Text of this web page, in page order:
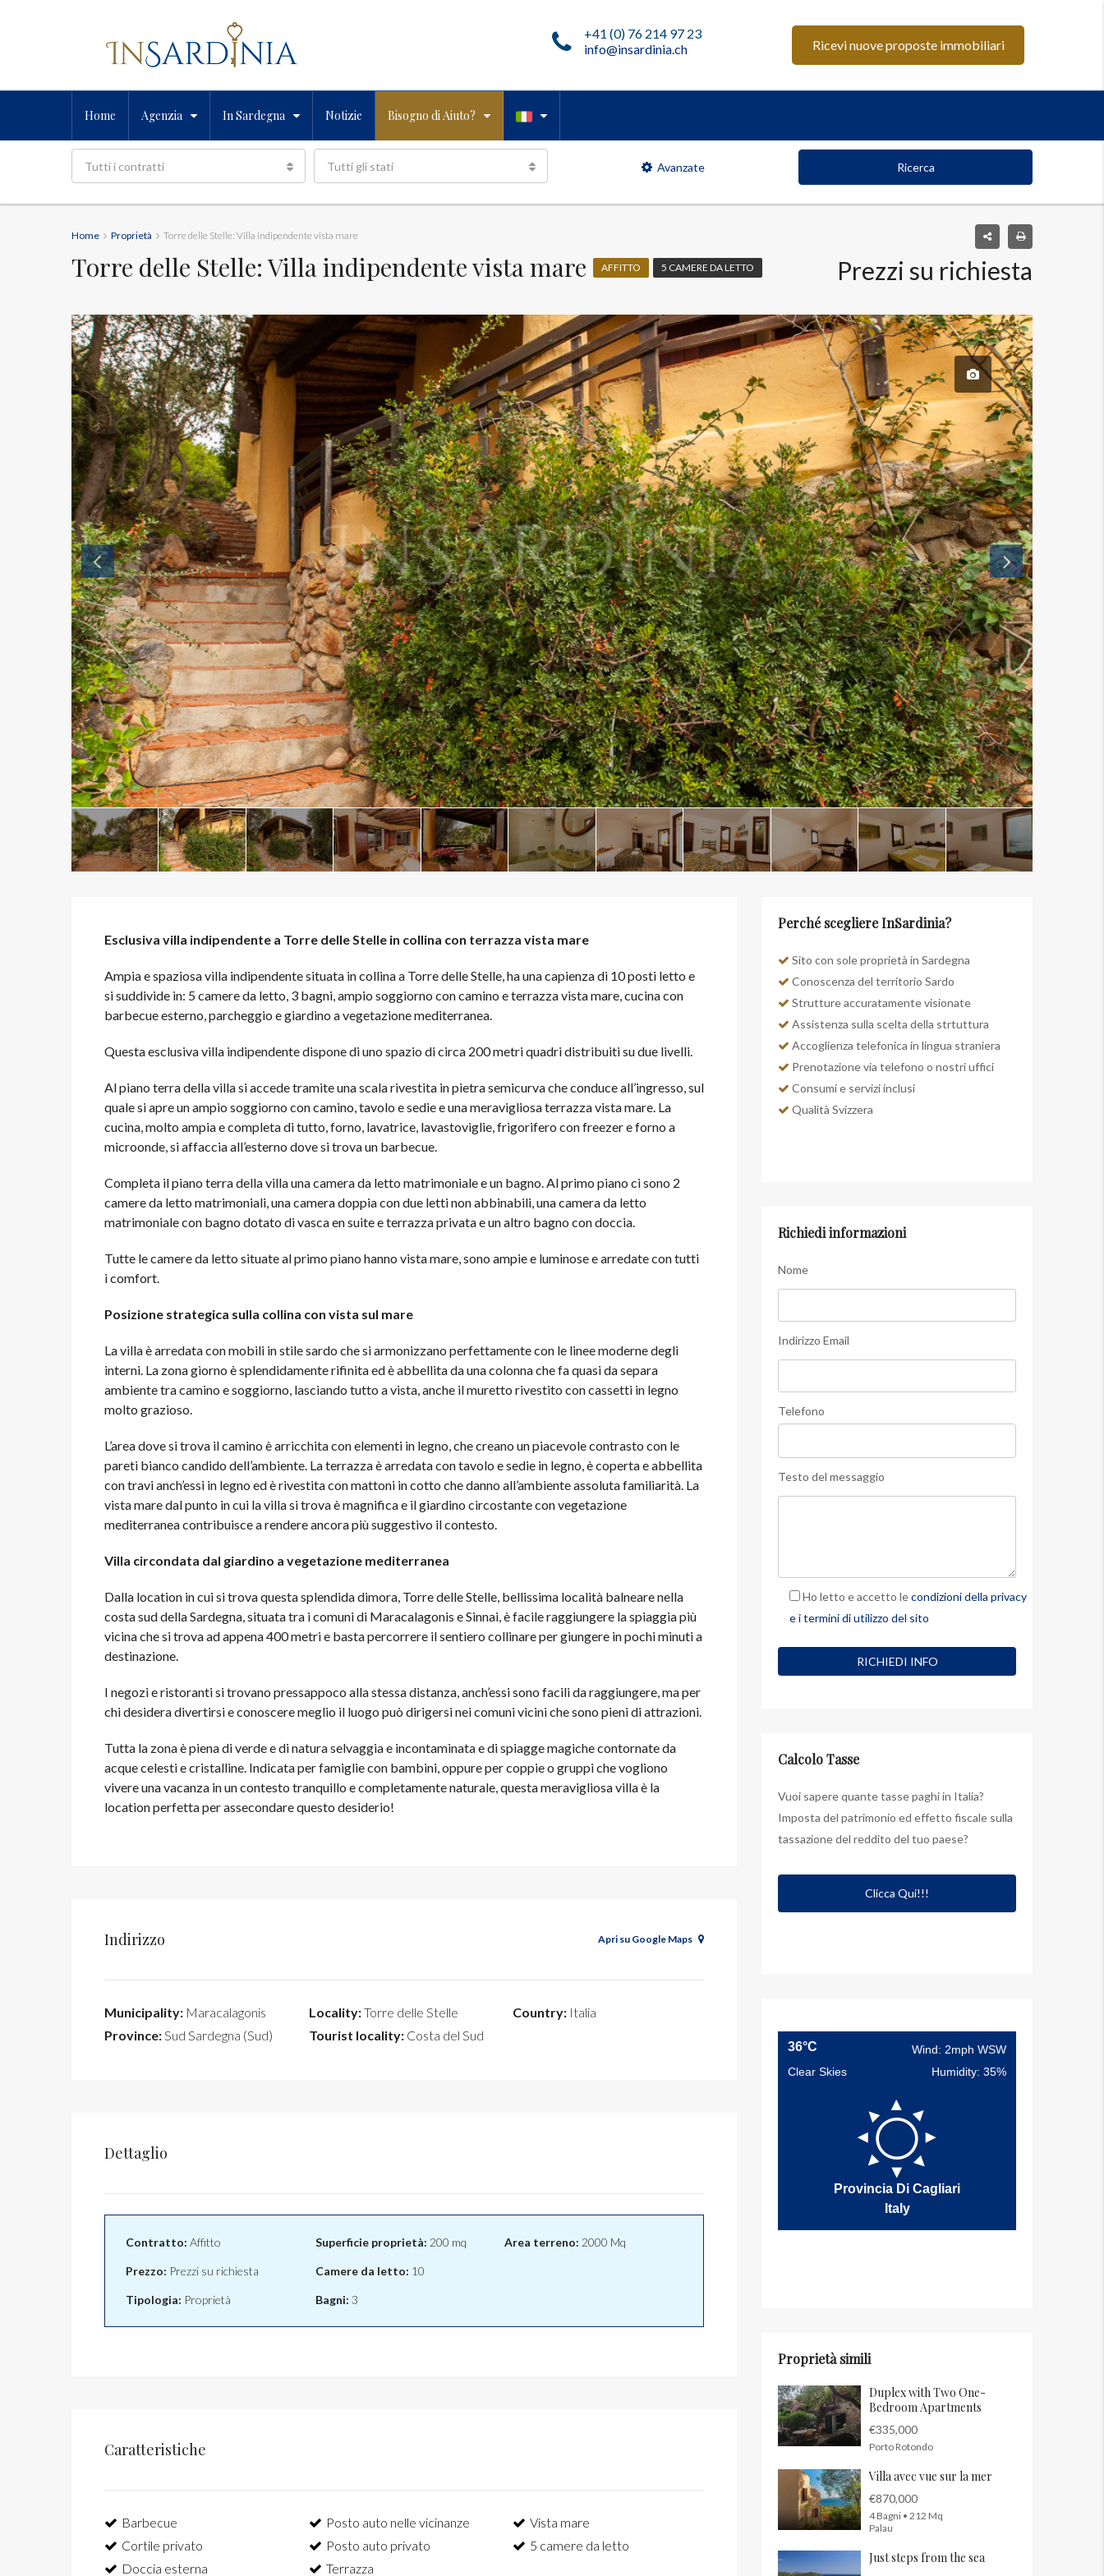
Ricevi nuove proposte immobiliari
+41 (0) 76 214 97 23
info@insardinia.ch
Home Agenzia In Sardegna Notizie Bisogno di Aiuto?
Tutti i contratti Tutti gli stati Avanzate Ricerca
Home Proprietà Torre delle Stelle: Villa indipendente vista mare
Torre delle Stelle: Villa indipendente vista mare AFFITTO 5 CAMERE DA LETTO Prezzi su richiesta
Esclusiva villa indipendente a Torre delle Stelle in collina con terrazza vista mare
Ampia e spaziosa villa indipendente situata in collina a Torre delle Stelle, ha una capienza di 10 posti letto e
si suddivide in: 5 camere da letto, 3 bagni, ampio soggiorno con camino e terrazza vista mare, cucina con
barbecue esterno, parcheggio e giardino a vegetazione mediterranea.
Questa esclusiva villa indipendente dispone di uno spazio di circa 200 metri quadri distribuiti su due livelli.
Al piano terra della villa si accede tramite una scala rivestita in pietra semicurva che conduce all’ingresso, sul
quale si apre un ampio soggiorno con camino, tavolo e sedie e una meravigliosa terrazza vista mare. La
cucina, molto ampia e completa di tutto, forno, lavatrice, lavastoviglie, frigorifero con freezer e forno a
microonde, si affaccia all’esterno dove si trova un barbecue.
Completa il piano terra della villa una camera da letto matrimoniale e un bagno. Al primo piano ci sono 2
camere da letto matrimoniali, una camera doppia con due letti non abbinabili, una camera da letto
matrimoniale con bagno dotato di vasca en suite e terrazza privata e un altro bagno con doccia.
Tutte le camere da letto situate al primo piano hanno vista mare, sono ampie e luminose e arredate con tutti
i comfort.
Posizione strategica sulla collina con vista sul mare
La villa è arredata con mobili in stile sardo che si armonizzano perfettamente con le linee moderne degli
interni. La zona giorno è splendidamente rifinita ed è abbellita da una colonna che fa quasi da separa
ambiente tra camino e soggiorno, lasciando tutto a vista, anche il muretto rivestito con cassetti in legno
molto grazioso.
L’area dove si trova il camino è arricchita con elementi in legno, che creano un piacevole contrasto con le
pareti bianco candido dell’ambiente. La terrazza è arredata con tavolo e sedie in legno, è coperta e abbellita
con travi anch’essi in legno ed è rivestita con mattoni in cotto che danno all’ambiente assoluta familiarità. La
vista mare dal punto in cui la villa si trova è magnifica e il giardino circostante con vegetazione
mediterranea contribuisce a rendere ancora più suggestivo il contesto.
Villa circondata dal giardino a vegetazione mediterranea
Dalla location in cui si trova questa splendida dimora, Torre delle Stelle, bellissima località balneare nella
costa sud della Sardegna, situata tra i comuni di Maracalagonis e Sinnai, è facile raggiungere la spiaggia più
vicina che si trova ad appena 400 metri e basta percorrere il sentiero collinare per giungere in pochi minuti a
destinazione.
I negozi e ristoranti si trovano pressappoco alla stessa distanza, anch’essi sono facili da raggiungere, ma per
chi desidera divertirsi e conoscere meglio il luogo può dirigersi nei comuni vicini che sono pieni di attrazioni.
Tutta la zona è piena di verde e di natura selvaggia e incontaminata e di spiagge magiche contornate da
acque celesti e cristalline. Indicata per famiglie con bambini, oppure per coppie o gruppi che vogliono
vivere una vacanza in un contesto tranquillo e completamente naturale, questa meravigliosa villa è la
location perfetta per assecondare questo desiderio!
Indirizzo Apri su Google Maps
Municipality: Maracalagonis
Province:Sud Sardegna (Sud)
Locality:Torre delle Stelle
Tourist locality:Costa del Sud
Country: Italia
Dettaglio
Contratto: Affitto
Prezzo: Prezzi su richiesta
Tipologia: Proprietà
Superficie proprietà: 200 mq
Camere da letto: 10
Bagni: 3
Area terreno: 2000 Mq
Caratteristiche
Barbecue
Cortile privato
Doccia esterna
Posto auto nelle vicinanze
Posto auto privato
Terrazza
Vista mare
5 camere da letto
Perché scegliere InSardinia?
Sito con sole proprietà in Sardegna
Conoscenza del territorio Sardo
Strutture accuratamente visionate
Assistenza sulla scelta della strtuttura
Accoglienza telefonica in lingua straniera
Prenotazione via telefono o nostri uffici
Consumi e servizi inclusi
Qualità Svizzera
Richiedi informazioni
Nome
Indirizzo Email
Telefono
Testo del messaggio
Ho letto e accetto lecondizioni della privacy
e i termini di utilizzo del sito
Calcolo Tasse
Vuoi sapere quante tasse paghi in Italia?
Imposta del patrimonio ed effetto fiscale sulla
tassazione del reddito del tuo paese?
Clicca Qui!!!
36°C
Wind: 2mph WSW
Clear Skies
Humidity: 35%
Provincia Di Cagliari
Italy
Proprietà simili
Duplex with Two One-
Bedroom Apartments
€335,000
Porto Rotondo
Villa avec vue sur la mer
€870,000
4 Bagni • 212 Mq
Palau
Just steps from the sea